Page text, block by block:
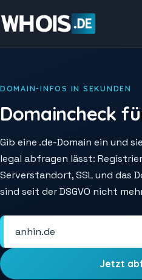
DOMAIN-INFOS IN SEKUNDEN
Domaincheck
Gib eine .de-Domain ein und
legal abfragen lässt:
Serverstandort, SSL und das
sind seit der DSGVO nicht
Jetzt